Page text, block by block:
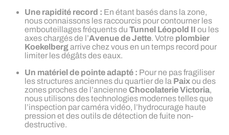
Une rapidité record : En étant basés dans la zone,
nous connaissons les raccourcis pour contourner les
embouteillages fréquents du Tunnel Léopold II ou les
axes chargés de l’Avenue de Jette. Votre plombier
Koekelbergarrive chez vous en un temps record pour
limiter les dégâts des eaux.
Un matériel de pointe adapté : Pour ne pas fragiliser
les structures anciennes du quartier de la Paixou des
zones proches de l’ancienne Chocolaterie Victoria,
nous utilisons des technologies modernes telles que
l’inspection par caméra vidéo, l’hydrocurage haute
pression et des outils de détection de fuite non-
destructive.